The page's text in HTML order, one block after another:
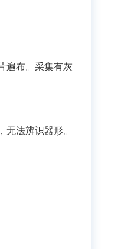
遍布。采集有灰
法辨识器形。